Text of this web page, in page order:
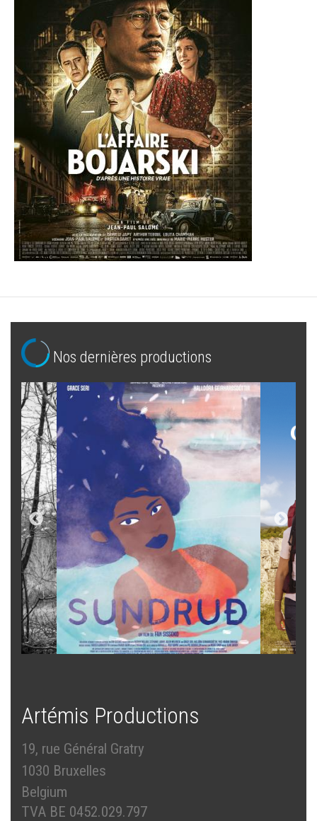
Nos dernières productions
Artémis Productions
19, rue Général Gratry
1030 Bruxelles
Belgium
TVA BE 0452.029.797